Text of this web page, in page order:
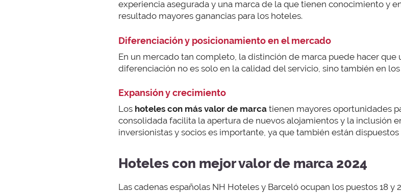
experiencia asegurada y una marca de la que tienen conocimiento y
resultado mayores ganancias para los hoteles.
Diferenciación y posicionamiento en el mercado
En un mercado tan completo, la distinción de marca puede hacer que
diferenciación no es solo en la calidad del servicio, sino también en
Expansión y crecimiento
Los hoteles con más valor de marca tienen mayores oportunidades
consolidada facilita la apertura de nuevos alojamientos y la inclusión
inversionistas y socios es importante, ya que también están
Hoteles con mejor valor de marca 2024
Las cadenas españolas NH Hoteles y Barceló ocupan los puestos 18 y